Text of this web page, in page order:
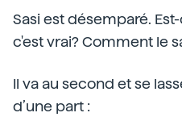
Sasi est désemparé.
c'est vrai? Comment le
Il va au second et se
d’une part :